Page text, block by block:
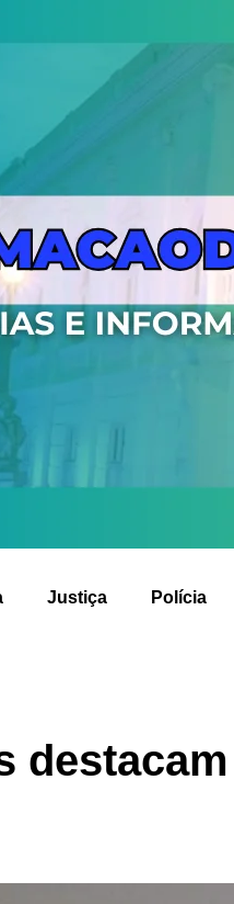
Justiça Polícia